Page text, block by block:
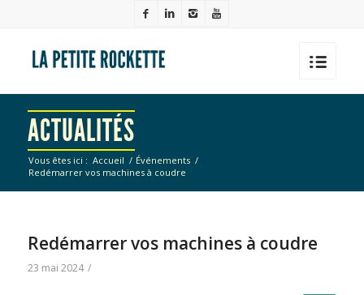
ACTUALITÉS
Vous êtes ici : Accueil / Événements /
Redémarrer vos machines à coudre
Redémarrer vos machines à coudre
23 mai 2024 /